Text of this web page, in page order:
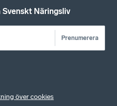
Näringsliv
Prenumerera
över cookies